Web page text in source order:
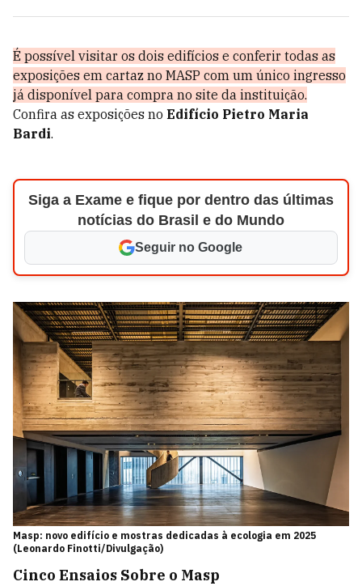
É possível visitar os dois edifícios e conferir todas as
exposições em cartaz no MASP com um único ingresso
já disponível para compra no site da instituição.
Confira as exposições no Edifício Pietro Maria
Bardi.
Siga a Exame e fique por dentro das últimas
notícias do Brasil e do Mundo
Seguir no Google
Masp: novo edifício e mostras dedicadas à ecologia em 2025
(Leonardo Finotti/Divulgação)
Cinco Ensaios Sobre o Masp